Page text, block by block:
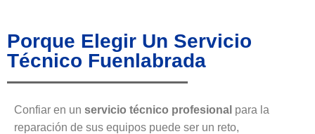
Porque Elegir Un Servicio
Técnico Fuenlabrada
Confiar en un servicio técnico profesional para la
reparación de sus equipos puede ser un reto,